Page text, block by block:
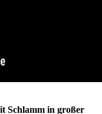
Schlamm in großer